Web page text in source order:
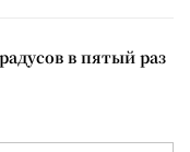
в пятый раз